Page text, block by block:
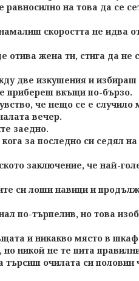
на това да се
скоростта не идва
отива жена ти, стига да не
две изкушения и избираш
прибереш вкъщи по-бързо.
че нещо се е случило
вечер.
заедно.
за последно си седял
заключение, че най-
си лоши навици и
по-търпелив, но това
и никакво място в
никой не те пита
очилата си половин